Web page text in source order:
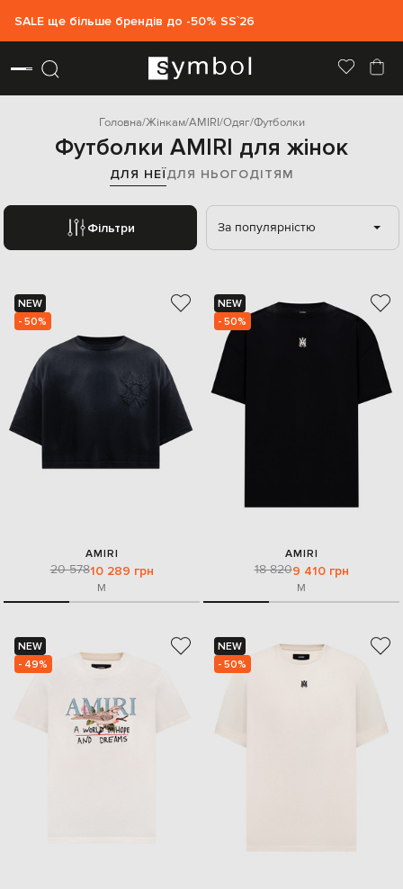
SALE ще більше брендів до -50% SS`26
Головна Жінкам AMIRI Одяг Футболки
Футболки AMIRI для жінок
ДЛЯ НЕЇДЛЯ НЬОГОДІТЯМ
Фільтри За популярністю
NEW
- 50%
AMIRI
20 57810 289 грн
M
NEW
- 50%
AMIRI
18 8209 410 грн
M
NEW
- 49%
NEW
- 50%